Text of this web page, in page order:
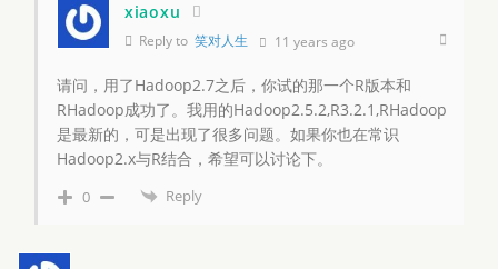
xiaoxu
Reply to 笑对人生 11 years ago
请问，用了Hadoop2.7之后，你试的那一个R版本和
RHadoop成功了。我用的Hadoop2.5.2,R3.2.1,RHadoop
是最新的，可是出现了很多问题。如果你也在常识
Hadoop2.x与R结合，希望可以讨论下。
0 Reply